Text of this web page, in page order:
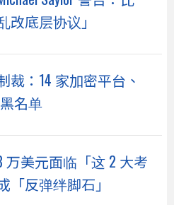
底层协议」
裁：14 家加密平台、
名单
万美元面临「这 2 大考
反弹绊脚石」